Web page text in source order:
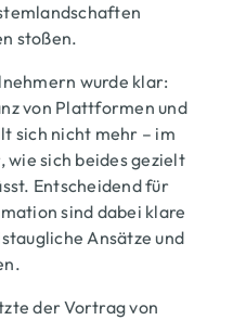
Titel
stoßen.
wurde klar:
von Plattformen und
sich nicht mehr – im
sich beides gezielt
Entscheidend für
sind dabei klare
Ansätze und
der Vortrag von